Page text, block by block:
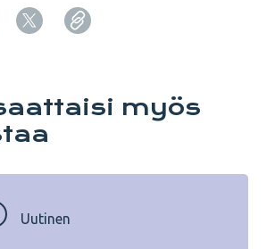
myös
Uutinen